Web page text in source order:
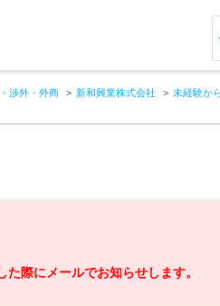
渉外・外商 新和興業株式会社
未経験か
際にメールでお知らせします。